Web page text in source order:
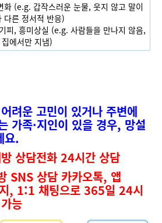
화 (e.g. 갑작스러운 눈물, 웃지 않고 말이
다른 정서적 반응)
피, 흥미상실 (e.g. 사람들을 만나지 않음,
에서만 지냄)
려운 고민이 있거나 주변에
가족·지인이 있을 경우, 망설
요.
상담전화 24시간 상담
SNS 상담 카카오톡, 앱
, 1:1 채팅으로 365일 24시
능